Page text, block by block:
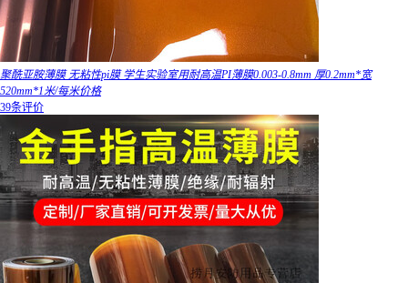
聚酰亚胺薄膜 无粘性pi膜 学生实验室用耐高温PI薄膜0.003-0.8mm 厚0.2mm*宽
520mm*1米/每米价格
39条评价